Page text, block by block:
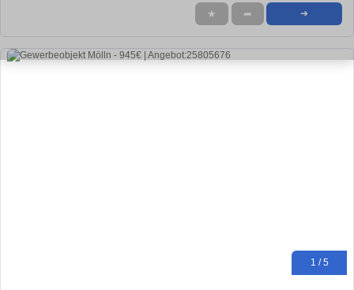
★ ➦ ➜
1 / 5